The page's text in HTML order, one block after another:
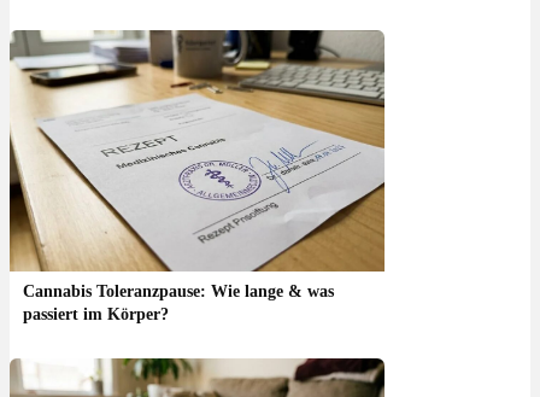
Cannabis Toleranzpause: Wie lange & was
passiert im Körper?